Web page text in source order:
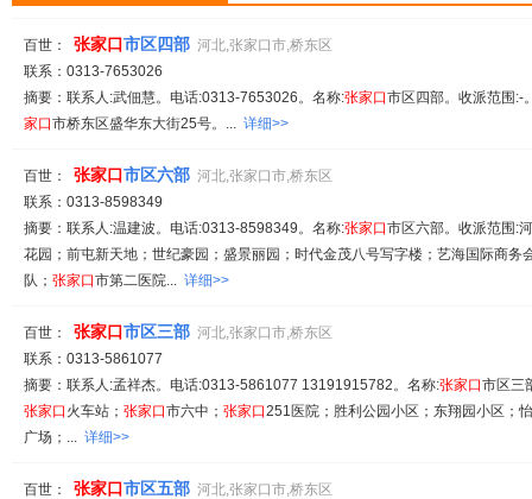
百世： 张家口市区四部 河北,张家口市,桥东区
联系：0313-7653026
摘要：联系人:武佃慧。电话:0313-7653026。名称:张家口市区四部。收派范围:-
家口市桥东区盛华东大街25号。... 详细>>
百世： 张家口市区六部 河北,张家口市,桥东区
联系：0313-8598349
摘要：联系人:温建波。电话:0313-8598349。名称:张家口市区六部。收派范围:
花园；前屯新天地；世纪豪园；盛景丽园；时代金茂八号写字楼；艺海国际商务
队； 张家口市第二医院... 详细>>
百世： 张家口市区三部 河北,张家口市,桥东区
联系：0313-5861077
摘要：联系人:孟祥杰。电话:0313-5861077 13191915782。名称:张家口市区三
张家口 火车站； 张家口市六中； 张家口251医院；胜利公园小区；东翔园小区；
广场；... 详细>>
百世： 张家口市区五部 河北,张家口市,桥东区